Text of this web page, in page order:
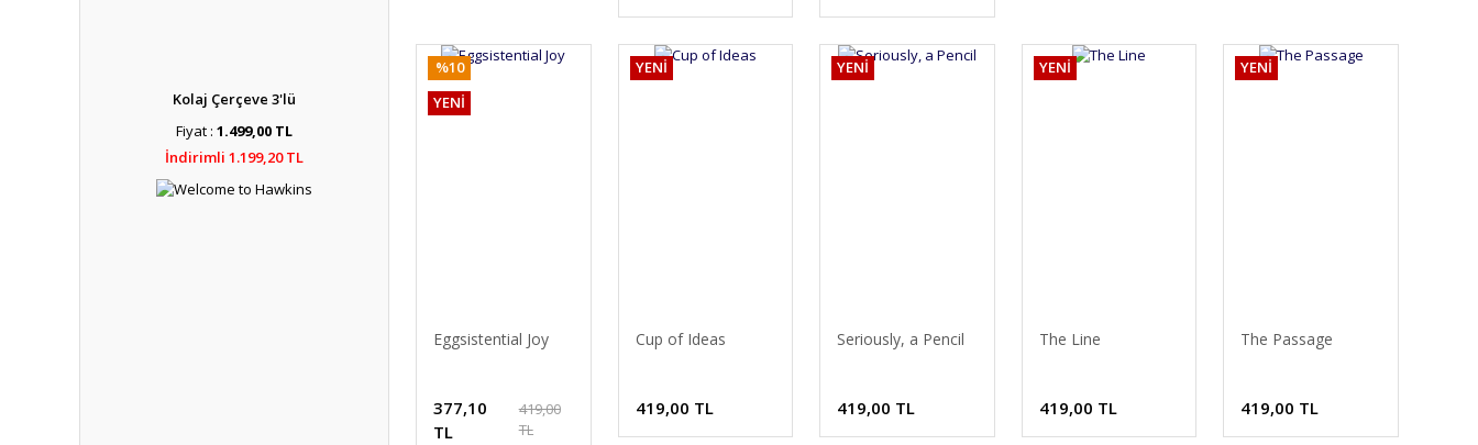
Kolaj Çerçeve 3'lü
Fiyat : 1.499,00 TL
İndirimli 1.199,20 TL
%10
YENİ
Eggsistential Joy
377,10
TL
419,00
TL
YENİ
Cup of Ideas
419,00 TL
YENİ
Seriously, a Pencil
419,00 TL
YENİ
The Line
419,00 TL
YENİ
The Passage
419,00 TL